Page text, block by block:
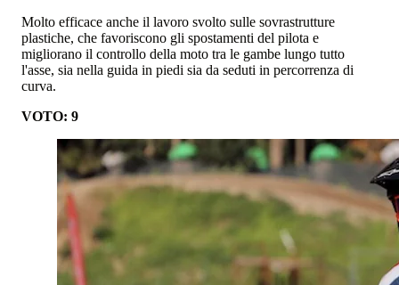
Molto efficace anche il lavoro svolto sulle sovrastrutture
plastiche, che favoriscono gli spostamenti del pilota e
migliorano il controllo della moto tra le gambe lungo tutto
l'asse, sia nella guida in piedi sia da seduti in percorrenza di
curva.
VOTO: 9